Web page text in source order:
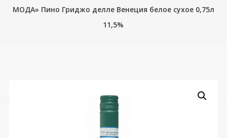
МОДА» Пино Гриджо делле Венеция белое сухое 0,75л
11,5%